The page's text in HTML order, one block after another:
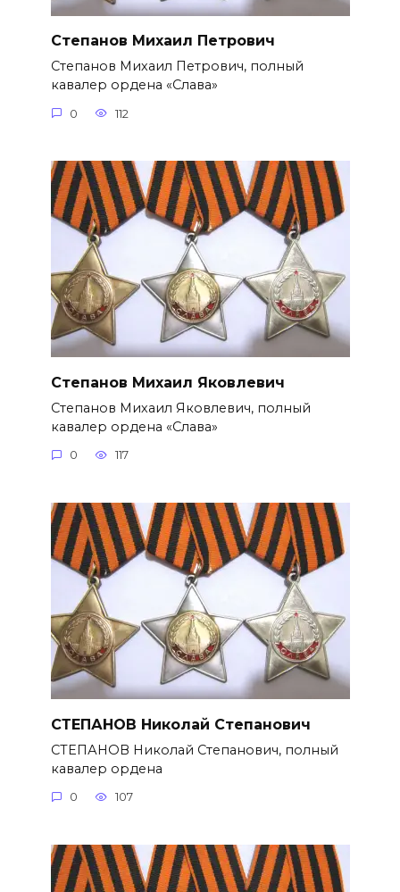
Степанов Михаил Петрович
Степанов Михаил Петрович, полный
кавалер ордена «Слава»
0 112
Степанов Михаил Яковлевич
Степанов Михаил Яковлевич, полный
кавалер ордена «Слава»
0 117
СТЕПАНОВ Николай Степанович
СТЕПАНОВ Николай Степанович, полный
кавалер ордена
0 107